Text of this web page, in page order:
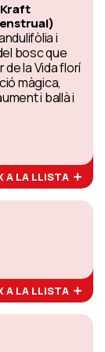
i
bosc que
de la Vida florí
màgica,
i ballà i
A LA LLISTA
A LA LLISTA